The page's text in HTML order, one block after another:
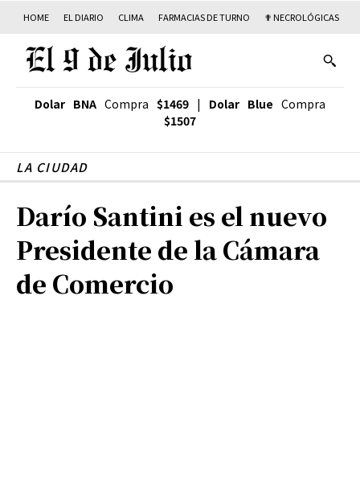
HOME EL DIARIO CLIMA FARMACIAS DE TURNO ✟ NECROLÓGICAS
Dolar BNA Compra $1469 | Dolar Blue Compra
$1507
LA CIUDAD
Darío Santini es el nuevo
Presidente de la Cámara
de Comercio